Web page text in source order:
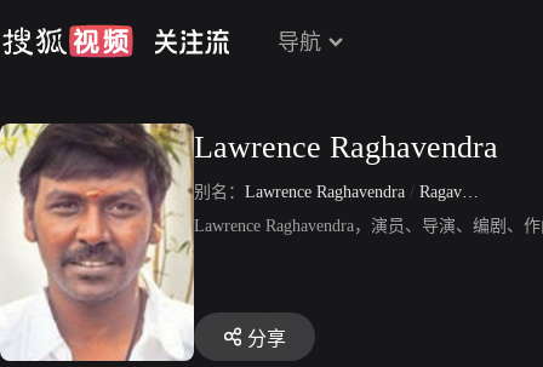
导航
Lawrence Raghavendra
别名： Lawrence Raghavendra / Ragava Larence
Lawrence Raghavendra，演员、导演、编剧、
分享